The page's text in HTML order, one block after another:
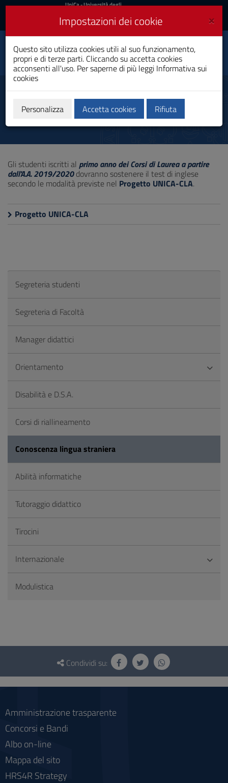
Vai
al
navigazione
sito
al
Footer
UniCa
Accedi
UniCa- Università degli
Accedi UniCA News
Toggle
navigation
Facoltà di Studi
Umanistici
Conoscenza lingua straniera
Gli studenti iscritti al primo anno dei Corsi di Laurea a partire
dall'A.A. 2019/2020dovranno sostenere il test di inglese
secondo le modalità previste nel Progetto UNICA-CLA.
Progetto UNICA-CLA
Segreteria studenti
Segreteria di Facoltà
Manager didattici
Orientamento
Disabilità e D.S.A.
Corsi di riallineamento
Conoscenza lingua straniera
Abilità informatiche
Tutoraggio didattico
Tirocini
Internazionale
Modulistica
Questionario
social
Condividi su:
Amministrazione trasparente
Concorsi e Bandi
Albo on-line
Mappa del sito
HRS4R Strategy
×
Impostazioni dei cookie
Questo sito utilizza cookies utili al suo funzionamento,
propri e di terze parti. Cliccando su accetta cookies
acconsenti all'uso. Per saperne di più leggi Informativa sui
cookies
Personalizza Accetta cookies Rifiuta